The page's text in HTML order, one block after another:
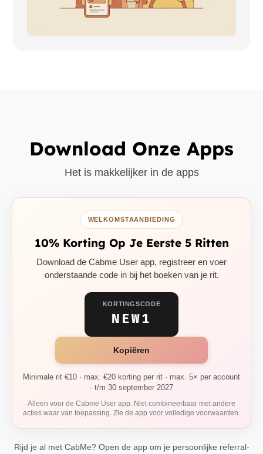
Download Onze Apps
Het is makkelijker in de apps
WELKOMSTAANBIEDING
10% Korting Op Je Eerste 5 Ritten
Download de Cabme User app, registreer en voer
onderstaande code in bij het boeken van je rit.
KORTINGSCODE
NEW1
Kopiëren
Minimale rit €10 · max. €20 korting per rit · max. 5× per account
· t/m 30 september 2027
Alleen voor de Cabme User app. Niet combineerbaar met andere
acties waar van toepassing. Zie de app voor volledige voorwaarden.
Rijd je al met CabMe? Open de app om je persoonlijke referral-